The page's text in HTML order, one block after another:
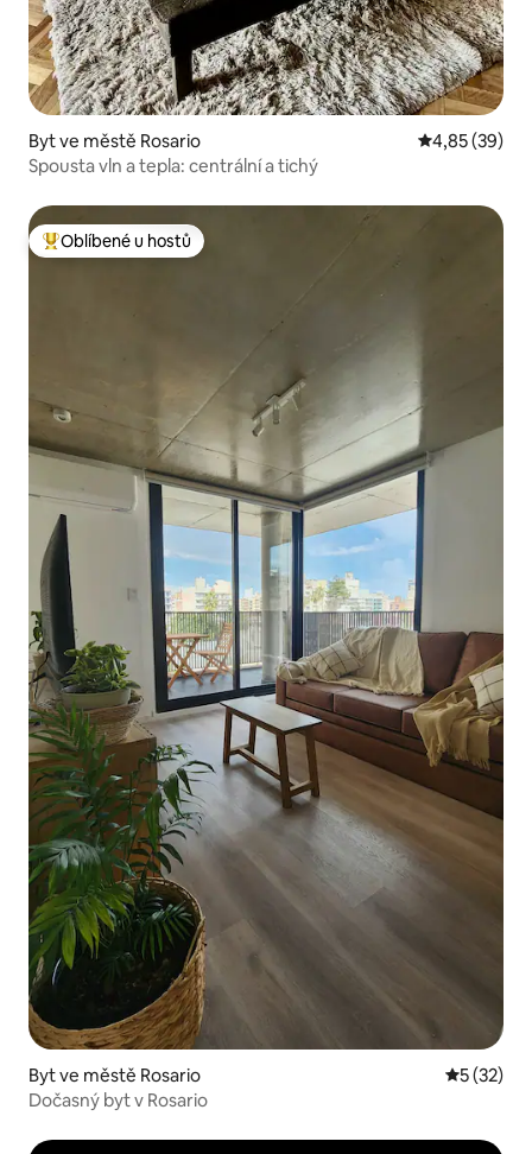
Byt ve městě Rosario Průměrné
4,85 (39)
Spousta vln a tepla: centrální a tichý
Nejlepší v kategorii Oblíbené u hostů
Oblíbené u hostů
Byt ve městě Rosario Průměrné
5 (32)
Dočasný byt v Rosario